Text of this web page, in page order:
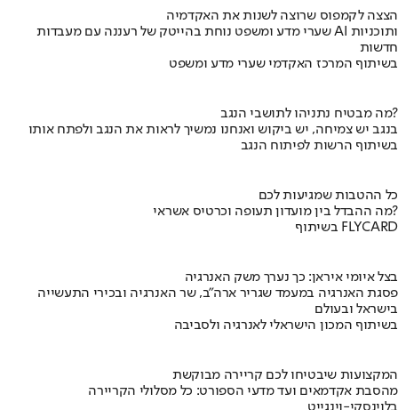
הצצה לקמפוס שרוצה לשנות את האקדמיה
שערי מדע ומשפט נוחת בהייטק של רעננה עם מעבדות AI ותוכניות
חדשות
בשיתוף המרכז האקדמי שערי מדע ומשפט
מה מבטיח נתניהו לתושבי הנגב?
בנגב יש צמיחה, יש ביקוש ואנחנו נמשיך לראות את הנגב ולפתח אותו
בשיתוף הרשות לפיתוח הנגב
כל ההטבות שמגיעות לכם
מה ההבדל בין מועדון תעופה וכרטיס אשראי?
בשיתוף FLYCARD
בצל איומי איראן: כך נערך משק האנרגיה
פסגת האנרגיה במעמד שגריר ארה"ב, שר האנרגיה ובכירי התעשייה
בישראל ובעולם
בשיתוף המכון הישראלי לאנרגיה ולסביבה
המקצועות שיבטיחו לכם קריירה מבוקשת
מהסבת אקדמאים ועד מדעי הספורט: כל מסלולי הקריירה
בלוינסקי-וינגייט